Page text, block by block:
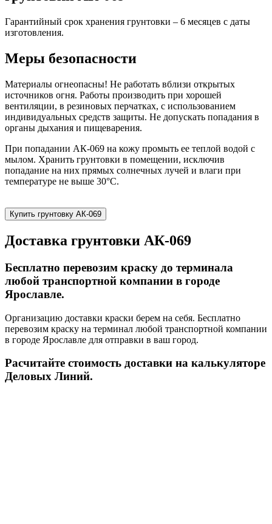
Гарантийный срок хранения грунтовки – 6 месяцев с даты
изготовления.
Меры безопасности
Материалы огнеопасны! Не работать вблизи открытых
источников огня. Работы производить при хорошей
вентиляции, в резиновых перчатках, с использованием
индивидуальных средств защиты. Не допускать попадания в
органы дыхания и пищеварения.
При попадании АК-069 на кожу промыть ее теплой водой с
мылом. Хранить грунтовки в помещении, исключив
попадание на них прямых солнечных лучей и влаги при
температуре не выше 30°C.
Купить грунтовку АК-069
Доставка грунтовки АК-069
Бесплатно перевозим краску до терминала
любой транспортной компании в городе
Ярославле.
Организацию доставки краски берем на себя. Бесплатно
перевозим краску на терминал любой транспортной компании
в городе Ярославле для отправки в ваш город.
Расчитайте стоимость доставки на калькуляторе
Деловых Линий.